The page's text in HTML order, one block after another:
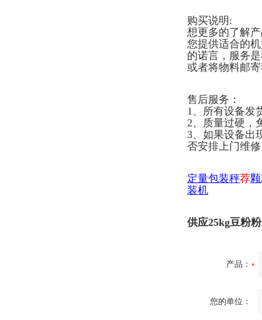
购买说明:
想更多的了解
您提供适合的
的诺言，服务
或者将物料邮
售后服务：
1、所有设备发
2、质量过硬，
3、如果设备出
否安排上门维
定量包装秤荐
装机
供应25kg豆粉
产品：
您的单位：